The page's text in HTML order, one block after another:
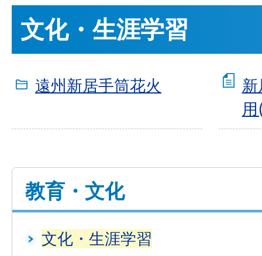
文化・生涯学習
遠州新居手筒花火
教育・文化
文化・生涯学習